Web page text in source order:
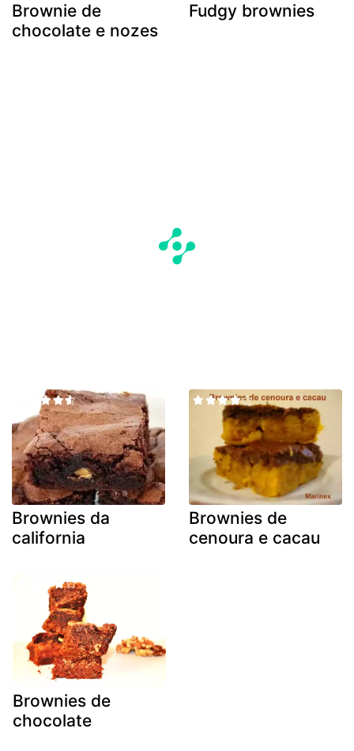
Brownie de
chocolate e nozes
Fudgy brownies
Brownies da
california
Brownies de
cenoura e cacau
Brownies de
chocolate